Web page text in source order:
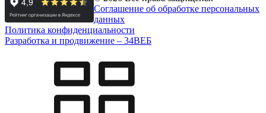
Соглашение об обработке персональных
данных
Политика конфиденциальности
Разработка и продвижение – 34ВЕБ